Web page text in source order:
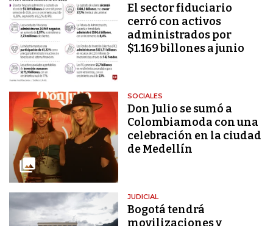
El sector fiduciario
cerró con activos
administrados por
$1.169 billones a junio
SOCIALES
Don Julio se sumó a
Colombiamoda con una
celebración en la ciudad
de Medellín
JUDICIAL
Bogotá tendrá
movilizaciones y